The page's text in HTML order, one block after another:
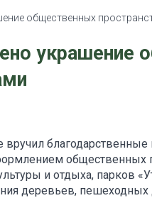
общественных
украшение
общественных
и отдыха, парков
деревьев,